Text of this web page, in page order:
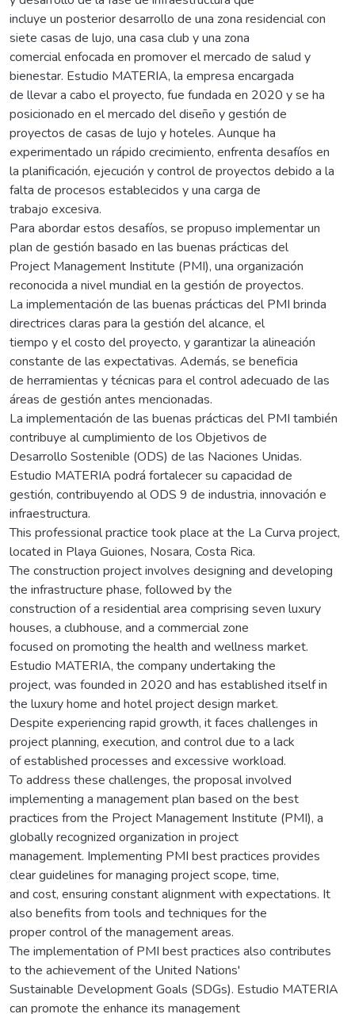
incluye un posterior desarrollo de una zona residencial con
siete casas de lujo, una casa club y una zona
comercial enfocada en promover el mercado de salud y
bienestar. Estudio MATERIA, la empresa encargada
de llevar a cabo el proyecto, fue fundada en 2020 y se ha
posicionado en el mercado del diseño y gestión de
proyectos de casas de lujo y hoteles. Aunque ha
experimentado un rápido crecimiento, enfrenta desafíos en
la planificación, ejecución y control de proyectos debido a la
falta de procesos establecidos y una carga de
trabajo excesiva.
Para abordar estos desafíos, se propuso implementar un
plan de gestión basado en las buenas prácticas del
Project Management Institute (PMI), una organización
reconocida a nivel mundial en la gestión de proyectos.
La implementación de las buenas prácticas del PMI brinda
directrices claras para la gestión del alcance, el
tiempo y el costo del proyecto, y garantizar la alineación
constante de las expectativas. Además, se beneficia
de herramientas y técnicas para el control adecuado de las
áreas de gestión antes mencionadas.
La implementación de las buenas prácticas del PMI también
contribuye al cumplimiento de los Objetivos de
Desarrollo Sostenible (ODS) de las Naciones Unidas.
Estudio MATERIA podrá fortalecer su capacidad de
gestión, contribuyendo al ODS 9 de industria, innovación e
infraestructura.
This professional practice took place at the La Curva project,
located in Playa Guiones, Nosara, Costa Rica.
The construction project involves designing and developing
the infrastructure phase, followed by the
construction of a residential area comprising seven luxury
houses, a clubhouse, and a commercial zone
focused on promoting the health and wellness market.
Estudio MATERIA, the company undertaking the
project, was founded in 2020 and has established itself in
the luxury home and hotel project design market.
Despite experiencing rapid growth, it faces challenges in
project planning, execution, and control due to a lack
of established processes and excessive workload.
To address these challenges, the proposal involved
implementing a management plan based on the best
practices from the Project Management Institute (PMI), a
globally recognized organization in project
management. Implementing PMI best practices provides
clear guidelines for managing project scope, time,
and cost, ensuring constant alignment with expectations. It
also benefits from tools and techniques for the
proper control of the management areas.
The implementation of PMI best practices also contributes
to the achievement of the United Nations'
Sustainable Development Goals (SDGs). Estudio MATERIA
can promote the enhance its management